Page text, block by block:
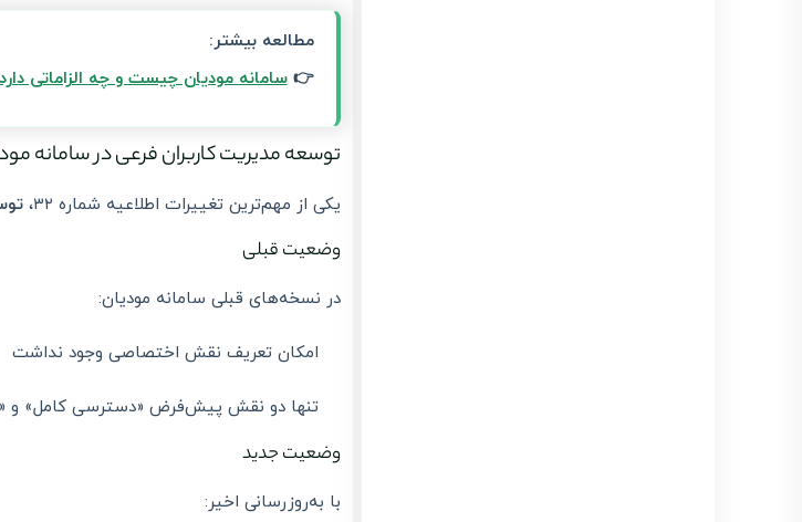
مطالعه بیشتر:
👉سامانه مودیان چیست و چه الزاماتی
توسعه مدیریت کاربران فرعی در سامانه
یکی از مهم‌ترین تغییرات اطلاعیه شماره ۳۲،
وضعیت قبلی
در نسخه‌های قبلی سامانه مودیان:
امکان تعریف نقش اختصاصی وجود نداشت
تنها دو نقش پیش‌فرض «دسترسی کامل» و
وضعیت جدید
با به‌روزرسانی اخیر: